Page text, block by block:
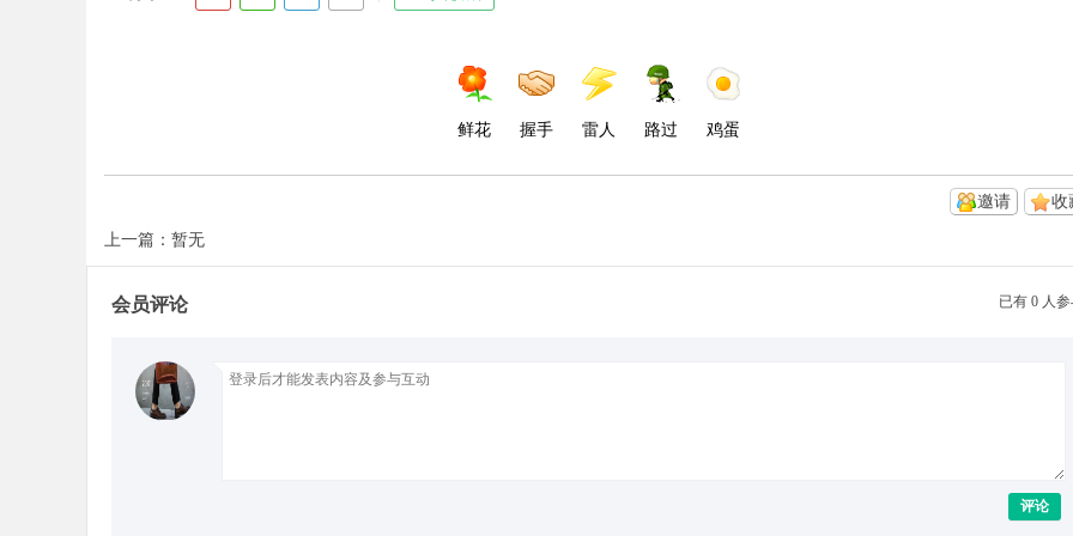
鲜花 握手 雷人 路过 鸡蛋
收
邀请
上一篇：暂无
已有 0 人
会员评论
评论